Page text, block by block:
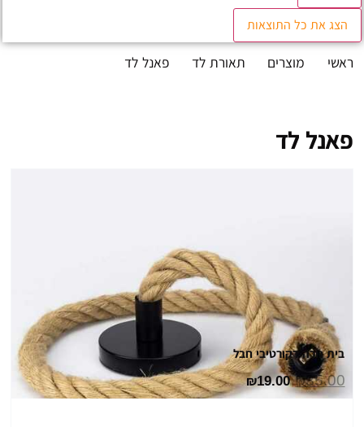
הצג את כל התוצאות
ראשי מוצרים תאורת לד פאנל לד
פאנל לד
בית נורה דקורטיבי חבל
₪35.00
₪19.00
המחיר